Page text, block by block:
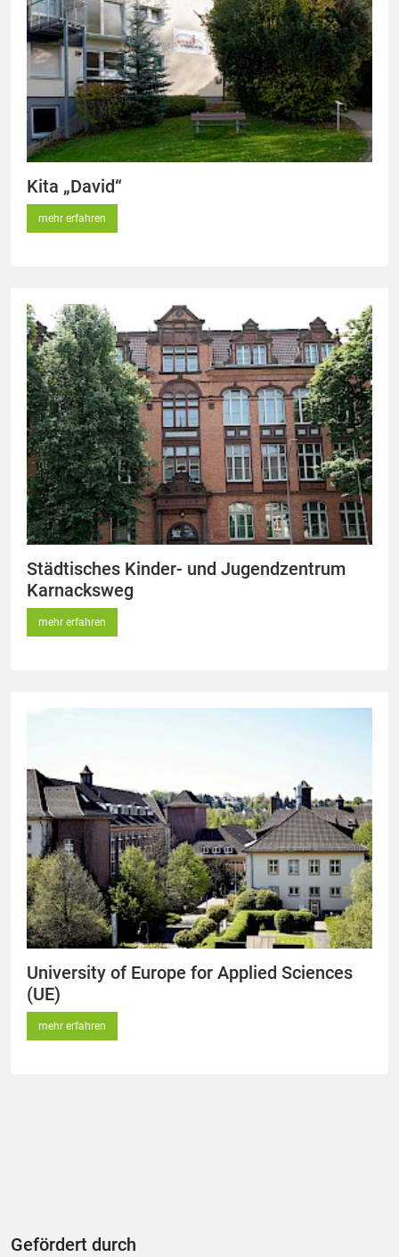
Kita „David“
mehr erfahren
Städtisches Kinder- und Jugendzentrum
Karnacksweg
mehr erfahren
University of Europe for Applied Sciences
(UE)
mehr erfahren
Gefördert durch